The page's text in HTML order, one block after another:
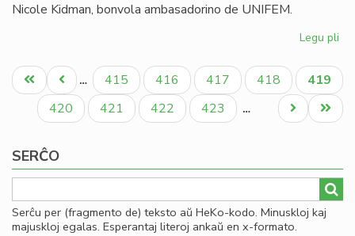
Nicole Kidman, bonvola ambasadorino de UNIFEM.
Legu pli
de
Pagination
Unua
paĝo
Antaŭa
paĝo
… Paĝo
415 Paĝo
416 Paĝo
417 Paĝo
418
Aktuala
paĝo
419
Paĝo
420 Paĝo
421 Paĝo
422 Paĝo
423 …
Last
page
Next
page
SERĈO
Serĉu per (fragmento de) teksto aŭ HeKo-kodo. Minuskloj kaj
majuskloj egalas. Esperantaj literoj ankaŭ en x-formato.